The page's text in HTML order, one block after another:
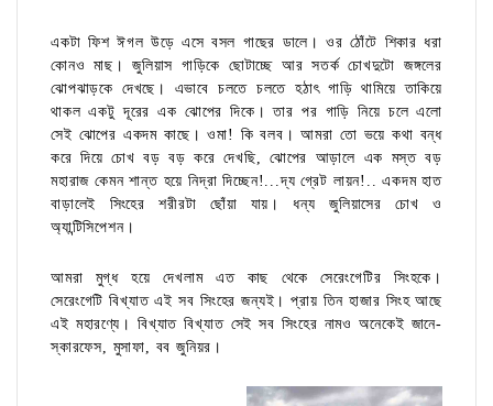
একটা ফিশ ঈগল উড়ে এসে বসল গাছের ডালে। ওর ঠোঁটে শিকার ধরা
কোনও মাছ। জুলিয়াস গাড়িকে ছোটাচ্ছে আর সতর্ক চোখদুটো জঙ্গলের
ঝোপঝাড়কে দেখছে। এভাবে চলতে চলতে হঠাৎ গাড়ি থামিয়ে তাকিয়ে
থাকল একটু দূরের এক ঝোপের দিকে। তার পর গাড়ি নিয়ে চলে এলো
সেই ঝোপের একদম কাছে। ওমা! কি বলব। আমরা তো ভয়ে কথা বন্ধ
করে দিয়ে চোখ বড় বড় করে দেখছি, ঝোপের আড়ালে এক মস্ত বড়
মহারাজ কেমন শান্ত হয়ে নিদ্রা দিচ্ছেন!...দ্য গ্রেট লায়ন!.. একদম হাত
বাড়ালেই সিংহের শরীরটা ছোঁয়া যায়। ধন্য জুলিয়াসের চোখ ও
অ্যান্টিসিপেশন।
আমরা মুগ্ধ হয়ে দেখলাম এত কাছ থেকে সেরেংগেটির সিংহকে।
সেরেংগেটি বিখ্যাত এই সব সিংহের জন্যই। প্রায় তিন হাজার সিংহ আছে
এই মহারণ্যে। বিখ্যাত বিখ্যাত সেই সব সিংহের নামও অনেকেই জানে-
স্কারফেস, মুসাফা, বব জুনিয়র।